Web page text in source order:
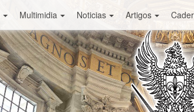
Multimidia Noticias Artigos